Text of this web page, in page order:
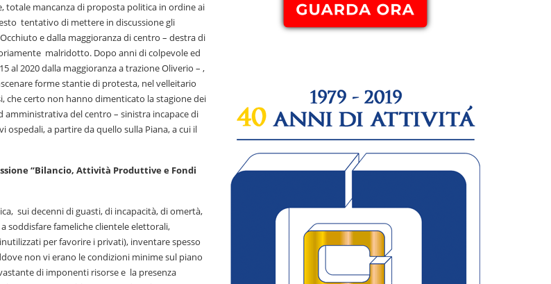
totale mancanza di proposta politica in ordine ai
tentativo di mettere in discussione gli
e dalla maggioranza di centro – destra di
malridotto. Dopo anni di colpevole ed
al 2020 dalla maggioranza a trazione Oliverio – ,
forme stantie di protesta, nel velleitario
che certo non hanno dimenticato la stagione dei
amministrativa del centro – sinistra incapace di
a partire da quello sulla Piana, a cui il
“Bilancio, Attività Produttive e Fondi
sui decenni di guasti, di incapacità, di omertà,
soddisfare fameliche clientele elettorali,
per favorire i privati), inventare spesso
non vi erano le condizioni minime sul piano
di imponenti risorse e la presenza